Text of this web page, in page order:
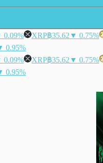
0.09% XRP฿35.62 ▼ 0.75%
0.95%
0.09% XRP฿35.62 ▼ 0.75%
0.95%